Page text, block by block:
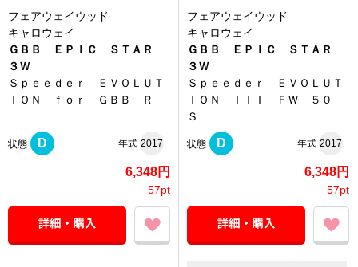
フェアウェイウッド
キャロウェイ
ＧＢＢ ＥＰＩＣ ＳＴＡＲ
３Ｗ
Ｓｐｅｅｄｅｒ ＥＶＯＬＵＴ
ＩＯＮ ｆｏｒ ＧＢＢ Ｒ
状態 D 年式 2017
6,348円
57pt
フェアウェイウッド
キャロウェイ
ＧＢＢ ＥＰＩＣ ＳＴＡＲ
３Ｗ
Ｓｐｅｅｄｅｒ ＥＶＯＬＵＴ
ＩＯＮ ＩＩＩ ＦＷ ５０
Ｓ
状態 D 年式 2017
6,348円
57pt